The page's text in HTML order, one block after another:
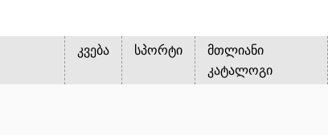
კვება სპორტი
მთლიანი
კატალოგი